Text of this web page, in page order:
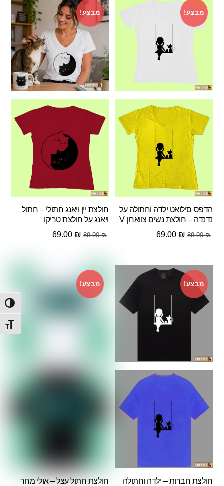
מתג
מבצע!
הדפס סילואט ילדה וחתולה על
נדנדה – חולצת נשים צווארון V
89.00₪
המחיר
89.00 ₪.
69.00 ₪
המחיר
69.00 ₪.
מבצע!
חולצת יין ויאנג חתולי – חתול
ויאנג על חולצת טריקו
89.00₪
המחיר
89.00 ₪.
69.00 ₪
המחיר
מבצע!
חולצת חברות – ילדה וחתולה
מבצע!
חולצת חתול עצל – אולי מחר